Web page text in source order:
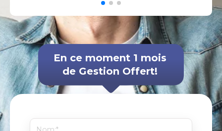
En ce moment 1 mois
de Gestion Offert!